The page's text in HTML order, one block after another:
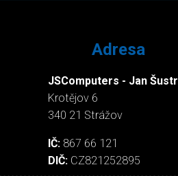
Adresa
JSComputers - Jan Šustr
Krotějov 6
340 21 Strážov
IČ: 867 66 121
DIČ: CZ821252895